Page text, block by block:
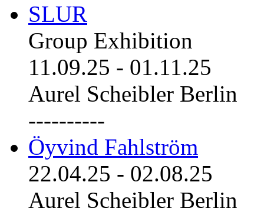
SLUR
Group Exhibition
11.09.25 - 01.11.25
Aurel Scheibler Berlin
----------
Öyvind Fahlström
22.04.25 - 02.08.25
Aurel Scheibler Berlin